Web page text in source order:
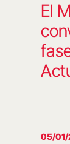
El
05/